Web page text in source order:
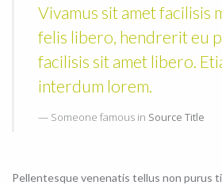
Vivamus sit amet facilisis
felis libero, hendrerit eu
facilisis sit amet libero.
interdum lorem.
Someone famous in Source Title
Pellentesque venenatis tellus non purus